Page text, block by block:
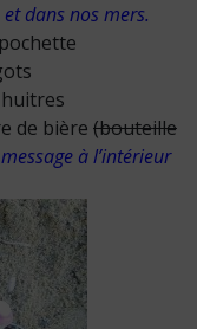
dans nos mers.
de bière (bouteille
à l’intérieur